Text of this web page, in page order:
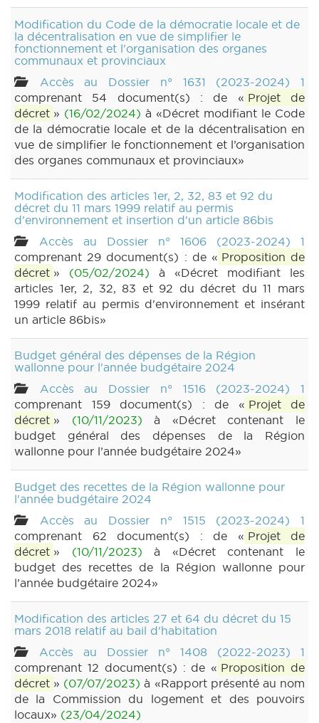
Modification du Code de la démocratie locale et de
la décentralisation en vue de simplifier le
fonctionnement et l'organisation des organes
communaux et provinciaux
Accès au Dossier n° 1631 (2023-2024) 1
comprenant 54 document(s) : de « Projet de
décret » (16/02/2024) à «Décret modifiant le Code
de la démocratie locale et de la décentralisation en
vue de simplifier le fonctionnement et l’organisation
des organes communaux et provinciaux»
Modification des articles 1er, 2, 32, 83 et 92 du
décret du 11 mars 1999 relatif au permis
d'environnement et insertion d'un article 86bis
Accès au Dossier n° 1606 (2023-2024) 1
comprenant 29 document(s) : de « Proposition de
décret » (05/02/2024) à «Décret modifiant les
articles 1er, 2, 32, 83 et 92 du décret du 11 mars
1999 relatif au permis d'environnement et insérant
un article 86bis»
Budget général des dépenses de la Région
wallonne pour l'année budgétaire 2024
Accès au Dossier n° 1516 (2023-2024) 1
comprenant 159 document(s) : de « Projet de
décret » (10/11/2023) à «Décret contenant le
budget général des dépenses de la Région
wallonne pour l’année budgétaire 2024»
Budget des recettes de la Région wallonne pour
l'année budgétaire 2024
Accès au Dossier n° 1515 (2023-2024) 1
comprenant 62 document(s) : de « Projet de
décret » (10/11/2023) à «Décret contenant le
budget des recettes de la Région wallonne pour
l’année budgétaire 2024»
Modification des articles 27 et 64 du décret du 15
mars 2018 relatif au bail d'habitation
Accès au Dossier n° 1408 (2022-2023) 1
comprenant 12 document(s) : de « Proposition de
décret » (07/07/2023) à «Rapport présenté au nom
de la Commission du logement et des pouvoirs
locaux» (23/04/2024)